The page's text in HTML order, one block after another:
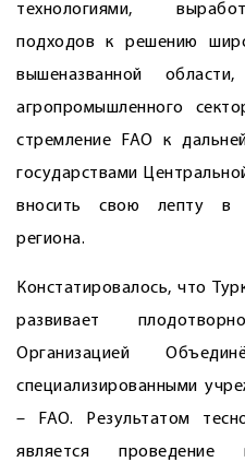
технологиями,
подходов к решению
вышеназванной
агропромышленного
стремление FAO к
государствами
вносить свою лепту в
региона.
Констатировалось, что
развивает
Организацией
специализированными
– FAO. Результатом
является